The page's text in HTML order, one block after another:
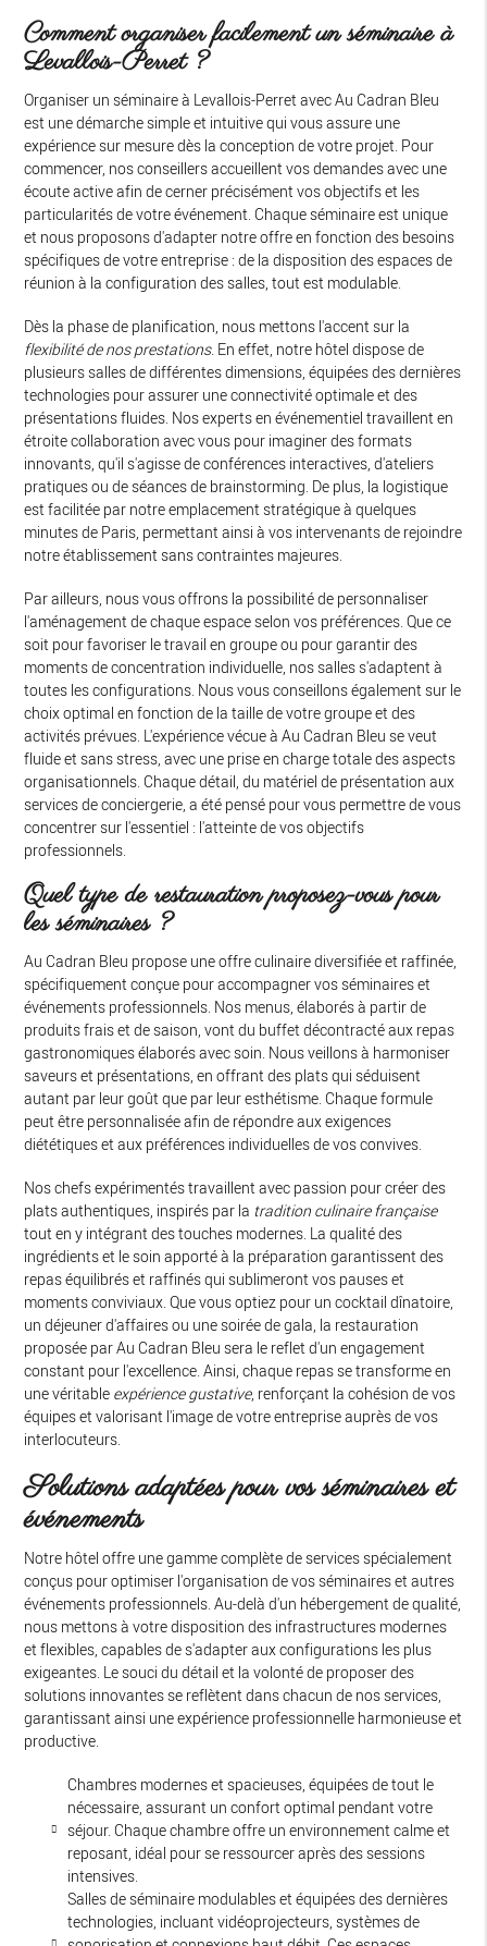
Comment organiser facilement un séminaire à
Levallois-Perret ?
Organiser un séminaire à Levallois-Perret avec Au Cadran Bleu
est une démarche simple et intuitive qui vous assure une
expérience sur mesure dès la conception de votre projet. Pour
commencer, nos conseillers accueillent vos demandes avec une
écoute active afin de cerner précisément vos objectifs et les
particularités de votre événement. Chaque séminaire est unique
et nous proposons d'adapter notre offre en fonction des besoins
spécifiques de votre entreprise : de la disposition des espaces de
réunion à la configuration des salles, tout est modulable.
Dès la phase de planification, nous mettons l'accent sur la
flexibilité de nos prestations. En effet, notre hôtel dispose de
plusieurs salles de différentes dimensions, équipées des dernières
technologies pour assurer une connectivité optimale et des
présentations fluides. Nos experts en événementiel travaillent en
étroite collaboration avec vous pour imaginer des formats
innovants, qu'il s'agisse de conférences interactives, d'ateliers
pratiques ou de séances de brainstorming. De plus, la logistique
est facilitée par notre emplacement stratégique à quelques
minutes de Paris, permettant ainsi à vos intervenants de rejoindre
notre établissement sans contraintes majeures.
Par ailleurs, nous vous offrons la possibilité de personnaliser
l'aménagement de chaque espace selon vos préférences. Que ce
soit pour favoriser le travail en groupe ou pour garantir des
moments de concentration individuelle, nos salles s'adaptent à
toutes les configurations. Nous vous conseillons également sur le
choix optimal en fonction de la taille de votre groupe et des
activités prévues. L'expérience vécue à Au Cadran Bleu se veut
fluide et sans stress, avec une prise en charge totale des aspects
organisationnels. Chaque détail, du matériel de présentation aux
services de conciergerie, a été pensé pour vous permettre de vous
concentrer sur l'essentiel : l'atteinte de vos objectifs
professionnels.
Quel type de restauration proposez-vous pour
les séminaires ?
Au Cadran Bleu propose une offre culinaire diversifiée et raffinée,
spécifiquement conçue pour accompagner vos séminaires et
événements professionnels. Nos menus, élaborés à partir de
produits frais et de saison, vont du buffet décontracté aux repas
gastronomiques élaborés avec soin. Nous veillons à harmoniser
saveurs et présentations, en offrant des plats qui séduisent
autant par leur goût que par leur esthétisme. Chaque formule
peut être personnalisée afin de répondre aux exigences
diététiques et aux préférences individuelles de vos convives.
Nos chefs expérimentés travaillent avec passion pour créer des
plats authentiques, inspirés par la tradition culinaire française
tout en y intégrant des touches modernes. La qualité des
ingrédients et le soin apporté à la préparation garantissent des
repas équilibrés et raffinés qui sublimeront vos pauses et
moments conviviaux. Que vous optiez pour un cocktail dînatoire,
un déjeuner d'affaires ou une soirée de gala, la restauration
proposée par Au Cadran Bleu sera le reflet d'un engagement
constant pour l'excellence. Ainsi, chaque repas se transforme en
une véritable expérience gustative, renforçant la cohésion de vos
équipes et valorisant l'image de votre entreprise auprès de vos
interlocuteurs.
Solutions adaptées pour vos séminaires et
événements
Notre hôtel offre une gamme complète de services spécialement
conçus pour optimiser l'organisation de vos séminaires et autres
événements professionnels. Au-delà d'un hébergement de qualité,
nous mettons à votre disposition des infrastructures modernes
et flexibles, capables de s'adapter aux configurations les plus
exigeantes. Le souci du détail et la volonté de proposer des
solutions innovantes se reflètent dans chacun de nos services,
garantissant ainsi une expérience professionnelle harmonieuse et
productive.
Chambres modernes et spacieuses, équipées de tout le
nécessaire, assurant un confort optimal pendant votre
séjour. Chaque chambre offre un environnement calme et
reposant, idéal pour se ressourcer après des sessions
intensives.
Salles de séminaire modulables et équipées des dernières
technologies, incluant vidéoprojecteurs, systèmes de